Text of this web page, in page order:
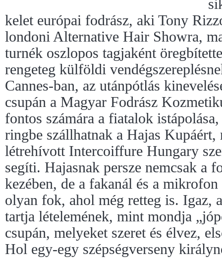
kelet európai fodrász, aki Tony
londoni Alternative Hair Showra,
turnék oszlopos tagjaként
rengeteg külföldi
Cannes-ban, az utánpótlás
csupán a Magyar Fodrász
fontos számára a fiatalok
ringbe szállhatnak a Hajas Kupáért,
létrehívott Intercoiffure Hungary
segíti. Hajasnak persze nemcsak a
kezében, de a fakanál és a
olyan fok, ahol még retteg is. Igaz,
tartja lételemének, mint mondja
csupán, melyeket szeret és élvez,
Hol egy-egy szépségverseny